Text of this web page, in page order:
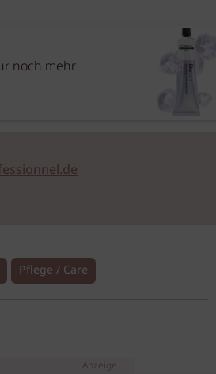
noch mehr
Pflege / Care
Anzeige